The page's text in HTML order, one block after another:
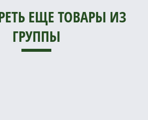
ЕЩЕ ТОВАРЫ ИЗ
ГРУППЫ